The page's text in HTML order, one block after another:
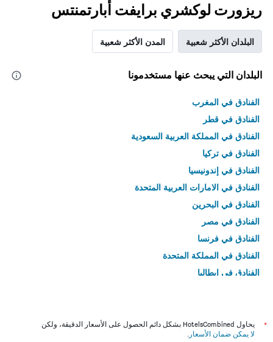
ريزورت لوكشري برايفت أبارتمنتس
البلدان الأكثر شعبية المدن الأكثر شعبية
البلدان التي يبحث عنها مستخدمونا
الفنادق في المغرب
الفنادق في قطر
الفنادق في المملكة العربية السعودية
الفنادق في تركيا
الفنادق في إندونيسيا
الفنادق في الامارات العربية المتحدة
الفنادق في البحرين
الفنادق في مصر
الفنادق في فرنسا
الفنادق في المملكة المتحدة
الفنادق في إيطاليا
*
يحاول HotelsCombined بشكل دائم الحصول على الأسعار الدقيقة، ولكن
لا يمكن ضمان الأسعار .